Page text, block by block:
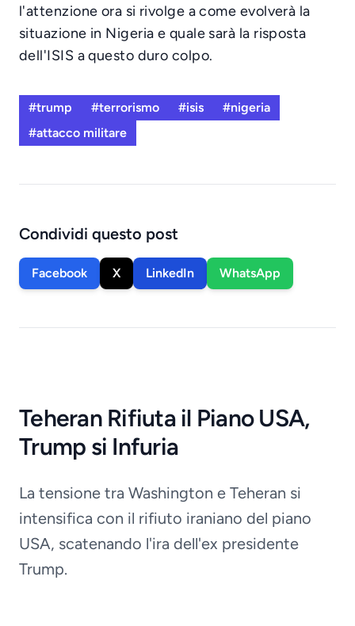
l'attenzione ora si rivolge a come evolverà la
situazione in Nigeria e quale sarà la risposta
dell'ISIS a questo duro colpo.
#trump #terrorismo #isis
#nigeria
#attacco militare
Condividi questo post
Facebook X LinkedIn WhatsApp
Teheran Rifiuta il Piano USA,
Trump si Infuria
La tensione tra Washington e Teheran si
intensifica con il rifiuto iraniano del piano
USA, scatenando l'ira dell'ex presidente
Trump.